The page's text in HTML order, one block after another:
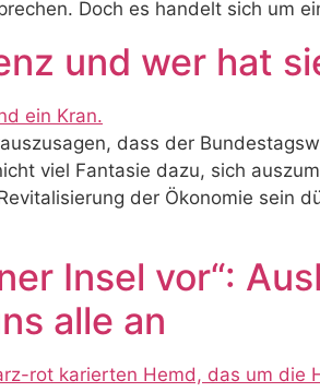
Doch es handelt sich um
und wer hat
dass der
viel Fantasie dazu, sich
der Ökonomie sein
Insel vor“:
alle an